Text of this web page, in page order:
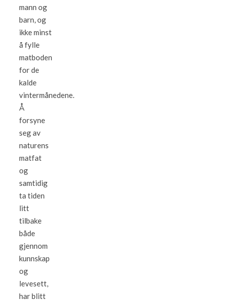
mann og
barn, og
ikke minst
å fylle
matboden
for de
kalde
vintermånedene.
Å
forsyne
seg av
naturens
matfat
og
samtidig
ta tiden
litt
tilbake
både
gjennom
kunnskap
og
levesett,
har blitt